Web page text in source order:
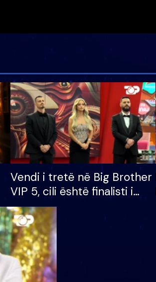
Vendi i tretë në Big Brother
VIP 5, cili është finalisti i
radhës që lë shtëpinë